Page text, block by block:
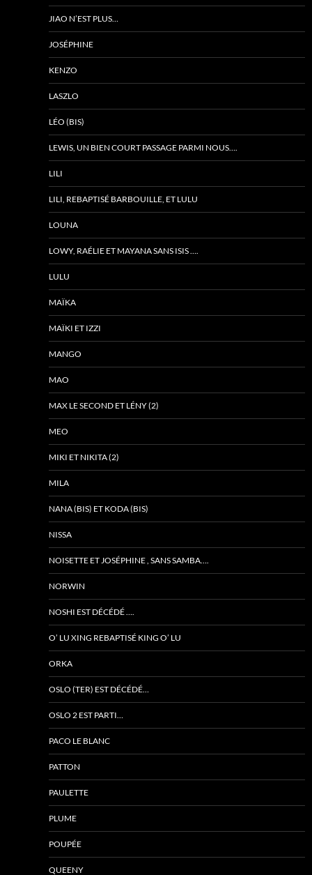
JIAO N’EST PLUS…
JOSÉPHINE
KENZO
LASZLO
LÉO (BIS)
LEWIS, UN BIEN COURT PASSAGE PARMI NOUS….
LILI
LILI, REBAPTISÉ BARBOUILLE, ET LULU
LOUNA
LOWY, RAÉLIE ET MAYANA SANS ISIS ….
LULU
MAÏKA
MAÏKI ET IZZI
MANGO
MAO
MAX LE SECOND ET LÉNY (2)
MEO
MIKI ET NIKITA (2)
MILA
NANA (BIS) ET KODA (BIS)
NISSA
NOISETTE ET JOSÉPHINE , SANS SAMBA….
NORWIN
NOSHI EST DÉCÉDÉ ….
O’ LU XING REBAPTISÉ KING O’ LU
ORKA
OSLO (TER) EST DÉCÉDÉ…
OSLO 2 EST PARTI…
PACO LE BLANC
PATTON
PAULETTE
PLUME
POUPÉE
QUEENY